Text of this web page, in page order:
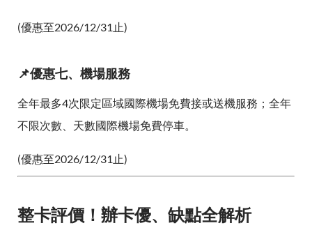
(優惠至2026/12/31止)
📌優惠七、機場服務
全年最多4次限定區域國際機場免費接或送機服務；全年
不限次數、天數國際機場免費停車。
(優惠至2026/12/31止)
整卡評價！辦卡優、缺點全解析